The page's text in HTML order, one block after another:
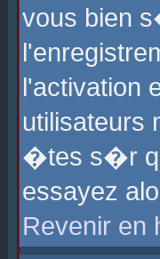
vous bien
l'activation
utilisateurs
�tes s�r
essayez
Revenir en